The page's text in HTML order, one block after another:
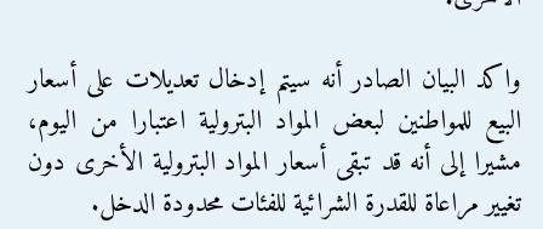
واكد البيان الصادر أنه سيتم إدخال تعديلات على أسعار
البيع للمواطنين لبعض المواد البترولية اعتبارا من اليوم،
مشيرا إلى أنه قد تبقى أسعار المواد البترولية الأخرى دون
تغيير مراعاة للقدرة الشرائية للفئات محدودة الدخل.